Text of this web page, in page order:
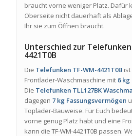
braucht vorne weniger Platz. Dafür
Oberseite nicht dauerhaft als
Ihr sie zum Öffnen braucht.
Unterschied zur Telefunken
4421T0B
Die Telefunken TF-WM-4421T0Bist
Frontlader-Waschmaschine mit 6
Die Telefunken TLL127BK
dagegen 7 kg Fassungsvermögen
Toplader-Bauweise. Für Euch
vorne genug Platz habt und eine
kann die TF-WM-4421T0B passen.